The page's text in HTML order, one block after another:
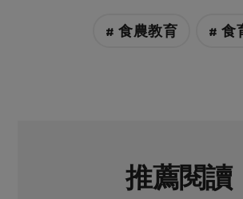
# 食農教育 # 食
推薦閱讀